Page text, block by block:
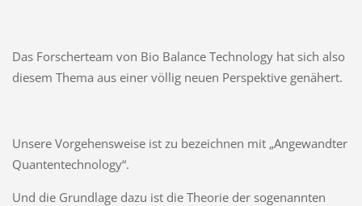
Das Forscherteam von Bio Balance Technology hat sich also
diesem Thema aus einer völlig neuen Perspektive genähert.
Unsere Vorgehensweise ist zu bezeichnen mit „Angewandter
Quantentechnology“.
Und die Grundlage dazu ist die Theorie der sogenannten